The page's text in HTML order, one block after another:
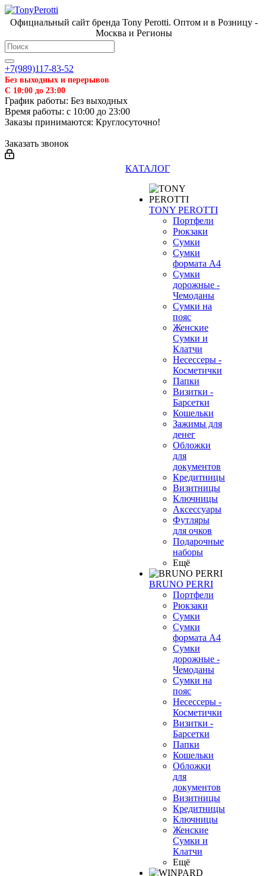
Официальный сайт бренда Tony Perotti. Оптом и в Розницу -
Москва и Регионы
+7(989)117-83-52
Без выходных и перерывов
С 10:00 до 23:00
График работы: Без выходных
Время работы: с 10:00 до 23:00
Заказы принимаются: Круглосуточно!
Заказать звонок
КАТАЛОГ
TONY PEROTTI
Портфели
Рюкзаки
Сумки
Сумки
формата А4
Сумки
дорожные -
Чемоданы
Сумки на
пояс
Женские
Сумки и
Клатчи
Несессеры -
Косметички
Папки
Визитки -
Барсетки
Кошельки
Зажимы для
денег
Обложки
для
документов
Кредитницы
Визитницы
Ключницы
Аксессуары
Футляры
для очков
Подарочные
наборы
Ещё
BRUNO PERRI
Портфели
Рюкзаки
Сумки
Сумки
формата А4
Сумки
дорожные -
Чемоданы
Сумки на
пояс
Несессеры -
Косметички
Визитки -
Барсетки
Папки
Кошельки
Обложки
для
документов
Визитницы
Кредитницы
Ключницы
Женские
Сумки и
Клатчи
Ещё